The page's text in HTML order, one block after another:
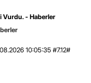
Vurdu. - Haberler
10:05:35 #7.12#